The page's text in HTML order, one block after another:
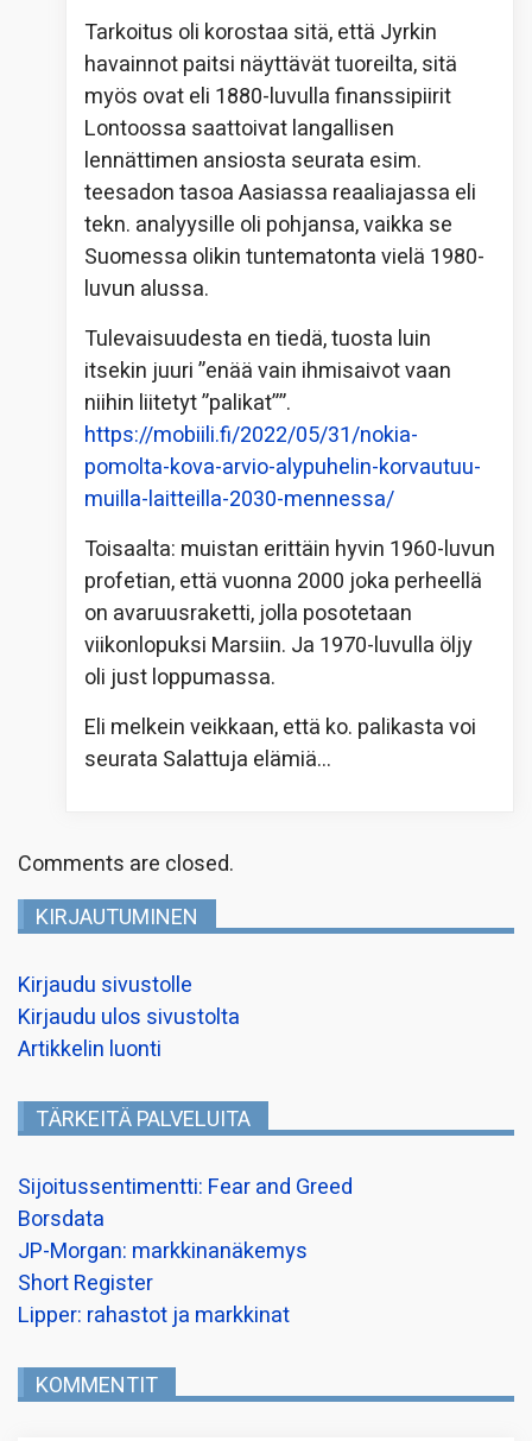
Tarkoitus oli korostaa sitä, että Jyrkin
havainnot paitsi näyttävät tuoreilta, sitä
myös ovat eli 1880-luvulla finanssipiirit
Lontoossa saattoivat langallisen
lennättimen ansiosta seurata esim.
teesadon tasoa Aasiassa reaaliajassa eli
tekn. analyysille oli pohjansa, vaikka se
Suomessa olikin tuntematonta vielä 1980-
luvun alussa.
Tulevaisuudesta en tiedä, tuosta luin
itsekin juuri ”enää vain ihmisaivot vaan
niihin liitetyt ”palikat””.
https://mobiili.fi/2022/05/31/nokia-
pomolta-kova-arvio-alypuhelin-korvautuu-
muilla-laitteilla-2030-mennessa/
Toisaalta: muistan erittäin hyvin 1960-luvun
profetian, että vuonna 2000 joka perheellä
on avaruusraketti, jolla posotetaan
viikonlopuksi Marsiin. Ja 1970-luvulla öljy
oli just loppumassa.
Eli melkein veikkaan, että ko. palikasta voi
seurata Salattuja elämiä…
Comments are closed.
KIRJAUTUMINEN
Kirjaudu sivustolle
Kirjaudu ulos sivustolta
Artikkelin luonti
TÄRKEITÄ PALVELUITA
Sijoitussentimentti: Fear and Greed
Borsdata
JP-Morgan: markkinanäkemys
Short Register
Lipper: rahastot ja markkinat
KOMMENTIT